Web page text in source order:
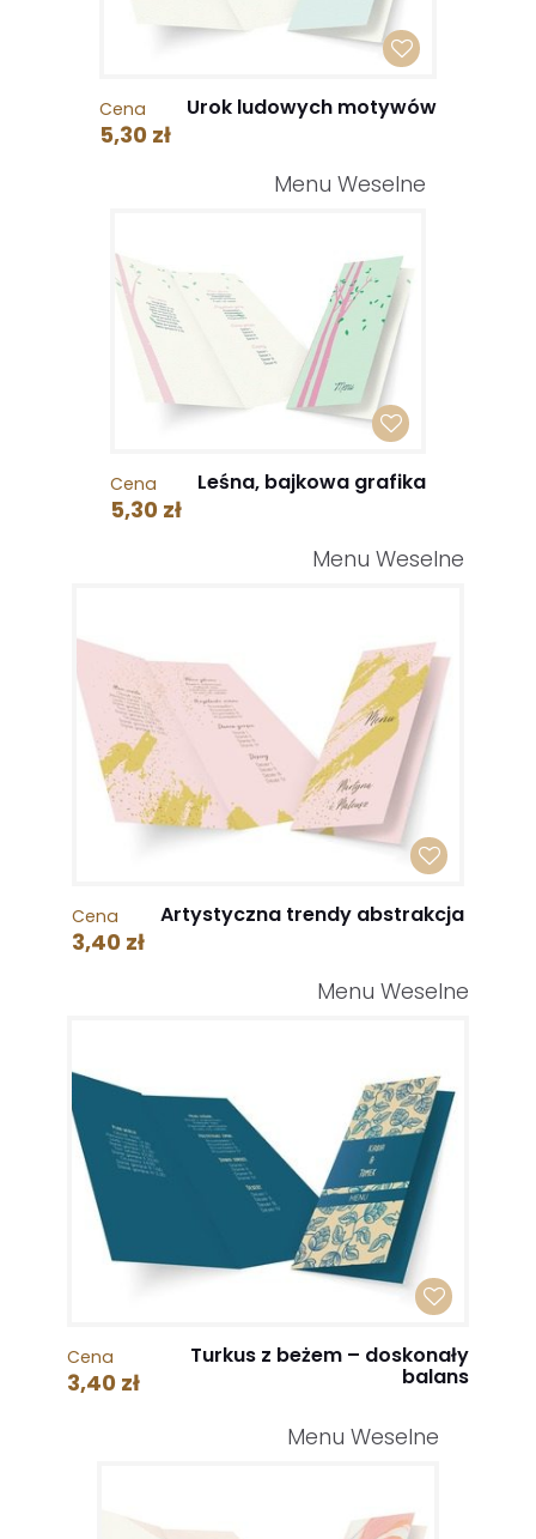
Cena
5,30 zł
Urok ludowych motywów
Menu Weselne
Cena
5,30 zł
Leśna, bajkowa grafika
Menu Weselne
Cena
3,40 zł
Artystyczna trendy abstrakcja
Menu Weselne
Cena
3,40 zł
Turkus z beżem – doskonały
balans
Menu Weselne